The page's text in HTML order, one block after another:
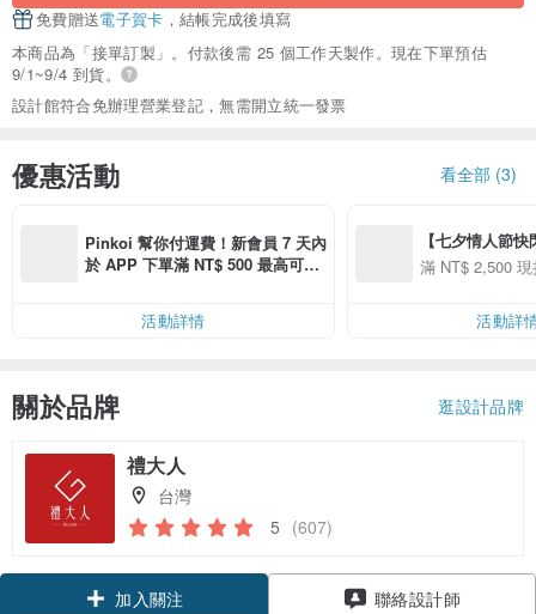
免費贈送電子賀卡 ，結帳完成後填寫
本商品為「接單訂製」。付款後需 25 個工作天製作。現在下單預估
9/1~9/4 到貨。
設計館符合免辦理營業登記，無需開立統一發票
優惠活動 看全部 (3)
Pinkoi 幫你付運費！新會員 7 天內
於 APP 下單滿 NT$ 500 最高可折
活動詳情
【七夕情人節
用 APP 購買任
滿 NT$ 2,500
活動詳
關於品牌 逛設計品牌
禮大人
台灣
5 (607)
加入關注 聯絡設計師